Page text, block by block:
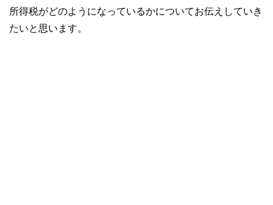
所得税がどのようになっているかについてお伝えしていき
たいと思います。